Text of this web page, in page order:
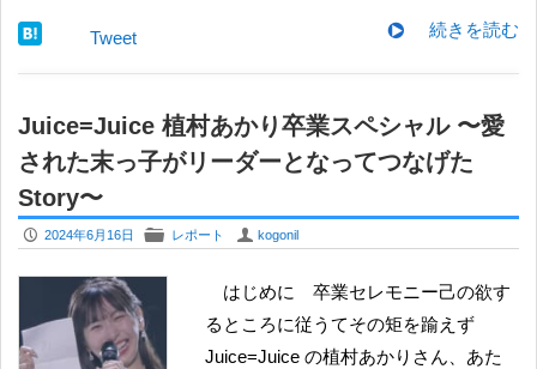
続きを読む
Tweet
Juice=Juice 植村あかり卒業スペシャル 〜愛
された末っ子がリーダーとなってつなげた
Story〜
P 2024年6月16日 F レポート U kogonil
はじめに 卒業セレモニー己の欲す
るところに従うてその矩を踰えず
Juice=Juice の植村あかりさん、あた